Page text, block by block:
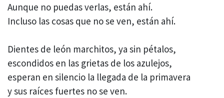
Aunque no puedas verlas, están ahí.
Incluso las cosas que no se ven, están ahí.
Dientes de león marchitos, ya sin pétalos,
escondidos en las grietas de los azulejos,
esperan en silencio la llegada de la primavera
y sus raíces fuertes no se ven.